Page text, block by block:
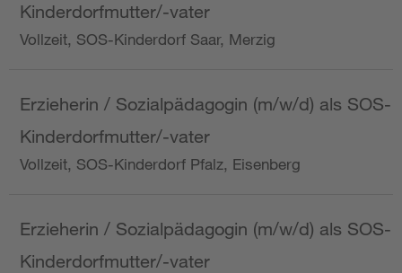
Kinderdorfmutter/-vater
Vollzeit, SOS-Kinderdorf Saar, Merzig
Erzieherin / Sozialpädagogin (m/w/d) als SOS-
Kinderdorfmutter/-vater
Vollzeit, SOS-Kinderdorf Pfalz, Eisenberg
Erzieherin / Sozialpädagogin (m/w/d) als SOS-
Kinderdorfmutter/-vater